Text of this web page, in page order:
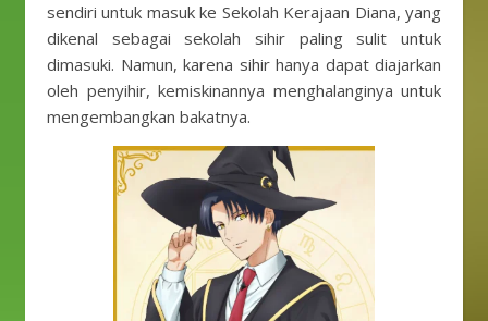
sendiri untuk masuk ke Sekolah Kerajaan Diana, yang
dikenal sebagai sekolah sihir paling sulit untuk
dimasuki. Namun, karena sihir hanya dapat diajarkan
oleh penyihir, kemiskinannya menghalanginya untuk
mengembangkan bakatnya.